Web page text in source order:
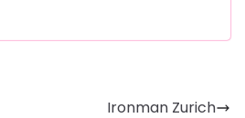
Ironman Zurich